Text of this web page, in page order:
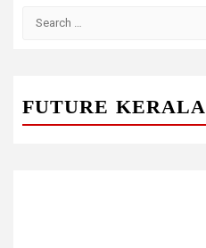
FUTURE KERALA